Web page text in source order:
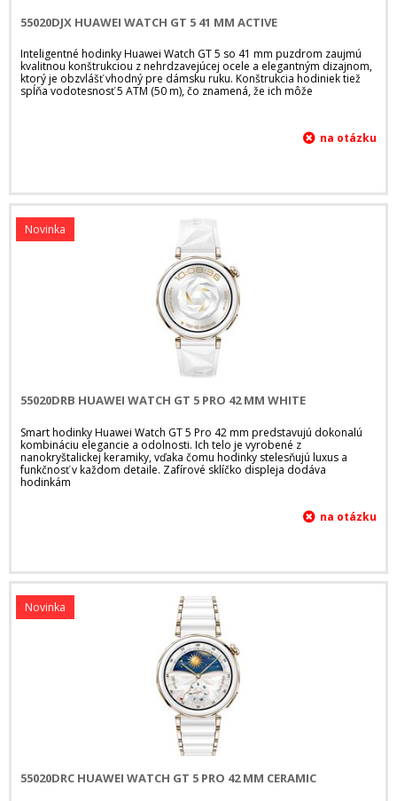
55020DJX HUAWEI WATCH GT 5 41 MM ACTIVE
Inteligentné hodinky Huawei Watch GT 5 so 41 mm puzdrom zaujmú
kvalitnou konštrukciou z nehrdzavejúcej ocele a elegantným dizajnom,
ktorý je obzvlášť vhodný pre dámsku ruku. Konštrukcia hodiniek tiež
spĺňa vodotesnosť 5 ATM (50 m), čo znamená, že ich môže
55020DRB HUAWEI WATCH GT 5 PRO 42 MM WHITE
Smart hodinky Huawei Watch GT 5 Pro 42 mm predstavujú dokonalú
kombináciu elegancie a odolnosti. Ich telo je vyrobené z
nanokryštalickej keramiky, vďaka čomu hodinky stelesňujú luxus a
funkčnosť v každom detaile. Zafírové sklíčko displeja dodáva
hodinkám
Novinka
55020DRC HUAWEI WATCH GT 5 PRO 42 MM CERAMIC
Novinka